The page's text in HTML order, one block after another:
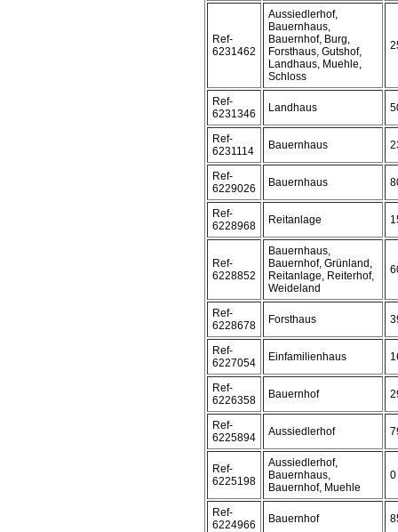
Ref-
6231462
Aussiedlerhof,
Bauernhaus,
Bauernhof, Burg,
Forsthaus, Gutshof,
Landhaus, Muehle,
Schloss
Ref-
6231346
Landhaus
Ref-
6231114
Bauernhaus
Ref-
6229026
Bauernhaus
Ref-
6228968
Reitanlage
Ref-
6228852
Bauernhaus,
Bauernhof, Grünland,
Reitanlage, Reiterhof,
Weideland
Ref-
6228678
Forsthaus
Ref-
6227054
Einfamilienhaus
Ref-
6226358
Bauernhof
Ref-
6225894
Aussiedlerhof
Ref-
6225198
Aussiedlerhof,
Bauernhaus,
Bauernhof, Muehle
0
Ref-
6224966
Bauernhof